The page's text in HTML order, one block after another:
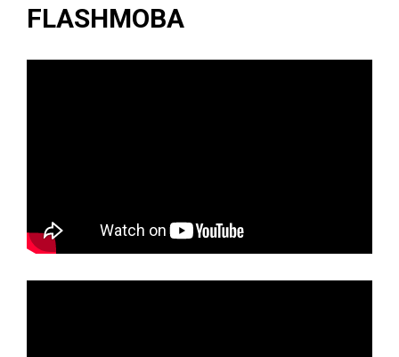
FLASHMOBA